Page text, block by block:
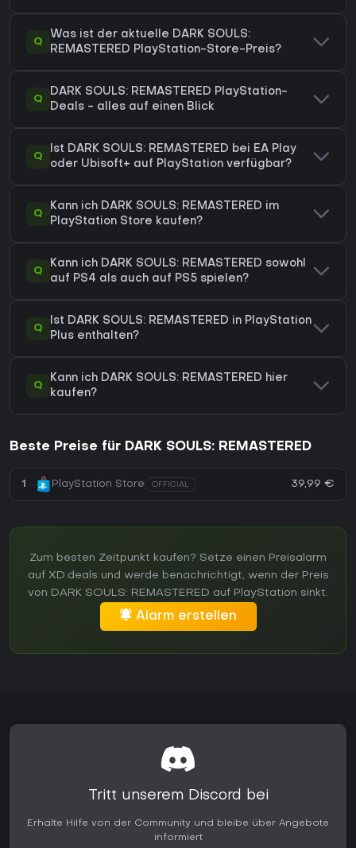
Q
Was ist der aktuelle DARK SOULS:
REMASTERED PlayStation-Store-Preis?
Q
DARK SOULS: REMASTERED PlayStation-
Deals - alles auf einen Blick
Q
Ist DARK SOULS: REMASTERED bei EA Play
oder Ubisoft+ auf PlayStation verfügbar?
Q
Kann ich DARK SOULS: REMASTERED im
PlayStation Store kaufen?
Q
Kann ich DARK SOULS: REMASTERED sowohl
auf PS4 als auch auf PS5 spielen?
Q
Ist DARK SOULS: REMASTERED in PlayStation
Plus enthalten?
Q
Kann ich DARK SOULS: REMASTERED hier
kaufen?
Beste Preise für DARK SOULS: REMASTERED
1 PlayStation Store OFFICIAL 39,99 €
Zum besten Zeitpunkt kaufen? Setze einen Preisalarm
auf XD.deals und werde benachrichtigt, wenn der Preis
von DARK SOULS: REMASTERED auf PlayStation sinkt.
Alarm erstellen
Tritt unserem Discord bei
Erhalte Hilfe von der Community und bleibe über Angebote
informiert